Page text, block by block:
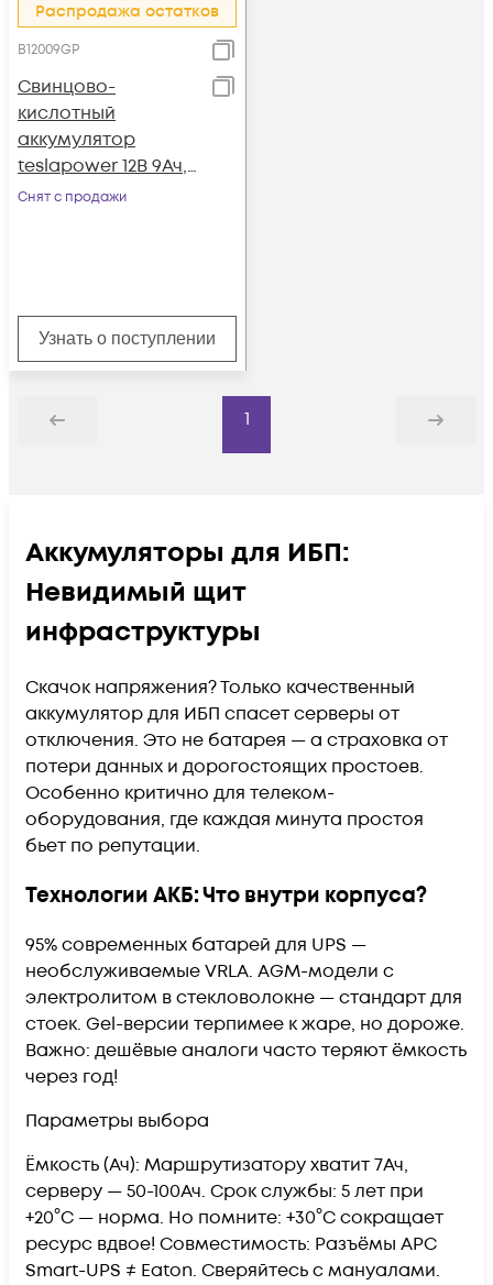
Распродажа остатков
B12009GP
Свинцово-
кислотный
аккумулятор
teslapower 12В 9Ач,
серия GP
Снят с продажи
Узнать о поступлении
Назад
1
Дальше
Аккумуляторы для ИБП:
Невидимый щит
инфраструктуры
Скачок напряжения? Только качественный
аккумулятор для ИБП спасет серверы от
отключения. Это не батарея — а страховка от
потери данных и дорогостоящих простоев.
Особенно критично для телеком-
оборудования, где каждая минута простоя
бьет по репутации.
Технологии АКБ: Что внутри корпуса?
95% современных батарей для UPS —
необслуживаемые VRLA. AGM-модели с
электролитом в стекловолокне — стандарт для
стоек. Gel-версии терпимее к жаре, но дороже.
Важно: дешёвые аналоги часто теряют ёмкость
через год!
Параметры выбора
Ёмкость (Ач): Маршрутизатору хватит 7Ач,
серверу — 50-100Ач. Срок службы: 5 лет при
+20°C — норма. Но помните: +30°C сокращает
ресурс вдвое! Совместимость: Разъёмы APC
Smart-UPS ≠ Eaton. Сверяйтесь с мануалами.